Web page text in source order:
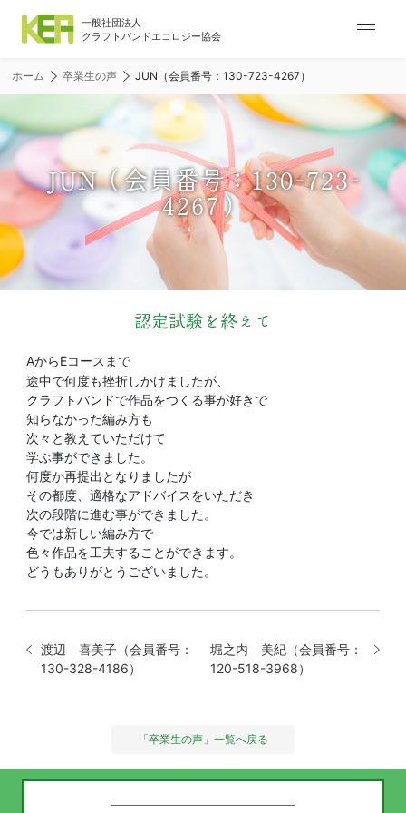
ナ
ー
シ
ョ
ン
メ
ニ
ー
ホーム 卒業生の声 JUN（会員番号：130-723-4267）
JUN（会員番号：130-723-
4267）
認定試験を終えて
AからEコースまで
途中で何度も挫折しかけましたが、
クラフトバンドで作品をつくる事が好きで
知らなかった編み方も
次々と教えていただけて
学ぶ事ができました。
何度か再提出となりましたが
その都度、適格なアドバイスをいただき
次の段階に進む事ができました。
今では新しい編み方で
色々作品を工夫することができます。
どうもありがとうございました。
渡辺 喜美子（会員番号：
130-328-4186）
堀之内 美紀（会員番号：
120-518-3968）
「卒業生の声」一覧へ戻る